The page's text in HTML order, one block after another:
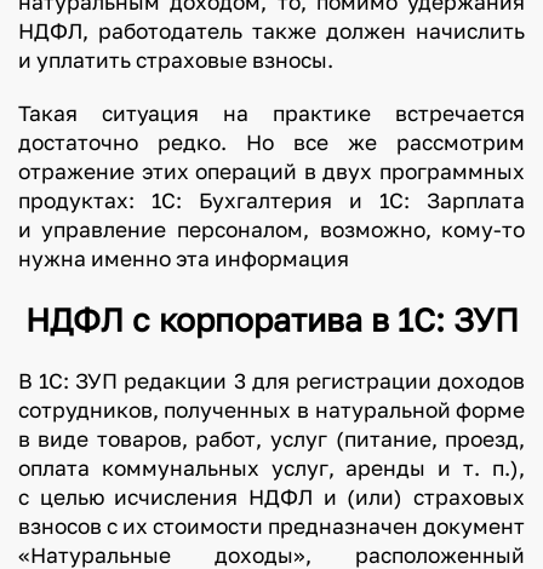
НДФЛ, работодатель также должен начислить
и уплатить страховые взносы.
Такая ситуация на практике встречается
достаточно редко. Но все же рассмотрим
отражение этих операций в двух программных
продуктах: 1С: Бухгалтерия и 1С: Зарплата
и управление персоналом, возможно, кому-то
нужна именно эта информация
НДФЛ с корпоратива в 1С: ЗУП
В 1С: ЗУП редакции 3 для регистрации доходов
сотрудников, полученных в натуральной форме
в виде товаров, работ, услуг (питание, проезд,
оплата коммунальных услуг, аренды и т. п.),
с целью исчисления НДФЛ и (или) страховых
взносов с их стоимости предназначен документ
«Натуральные доходы», расположенный